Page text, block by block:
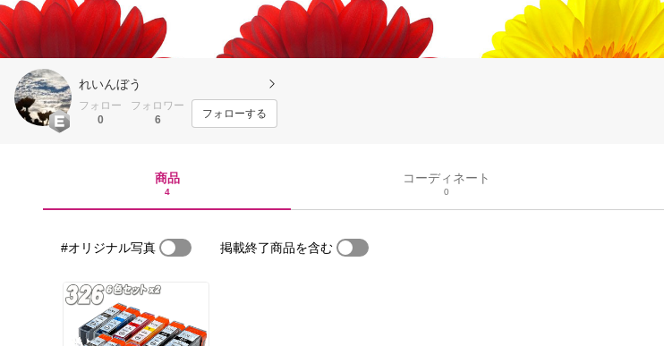
れいんぼう
フォロー
0
フォロワー
6
フォローする
商品
4
コーディネート
0
#オリジナル写真 掲載終了商品を含む